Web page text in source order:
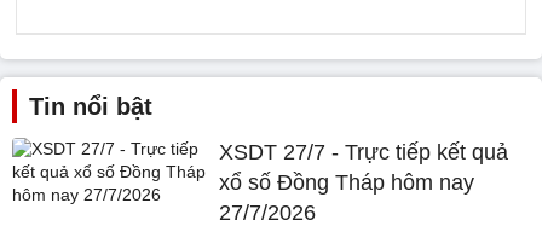
Tin nổi bật
XSDT 27/7 - Trực tiếp kết quả
xổ số Đồng Tháp hôm nay
27/7/2026